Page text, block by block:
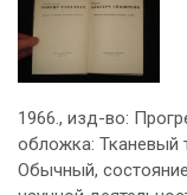
1966., изд-во:
обложка: Тканевый
Обычный,